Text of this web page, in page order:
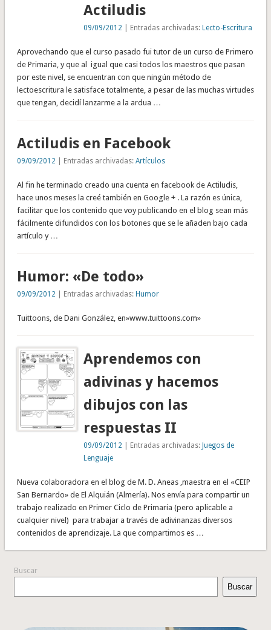
Actiludis
09/09/2012 | Entradas archivadas:Lecto-Escritura
Aprovechando que el curso pasado fui tutor de un curso de Primero
de Primaria, y que al igual que casi todos los maestros que pasan
por este nivel, se encuentran con que ningún método de
lectoescritura le satisface totalmente, a pesar de las muchas virtudes
que tengan, decidí lanzarme a la ardua …
Actiludis en Facebook
09/09/2012 | Entradas archivadas: Artículos
Al fin he terminado creado una cuenta en facebook de Actiludis,
hace unos meses la creé también en Google + . La razón es única,
facilitar que los contenido que voy publicando en el blog sean más
fácilmente difundidos con los botones que se le añaden bajo cada
artículo y …
Humor: «De todo»
09/09/2012 | Entradas archivadas: Humor
Tuittoons, de Dani González, en»www.tuittoons.com»
Aprendemos con
adivinas y hacemos
dibujos con las
respuestas II
09/09/2012 | Entradas archivadas:Juegos de
Lenguaje
Nueva colaboradora en el blog de M. D. Aneas ,maestra en el «CEIP
San Bernardo» de El Alquián (Almería). Nos envía para compartir un
trabajo realizado en Primer Ciclo de Primaria (pero aplicable a
cualquier nivel) para trabajar a través de adivinanzas diversos
contenidos de aprendizaje. La que compartimos es …
Buscar
Buscar